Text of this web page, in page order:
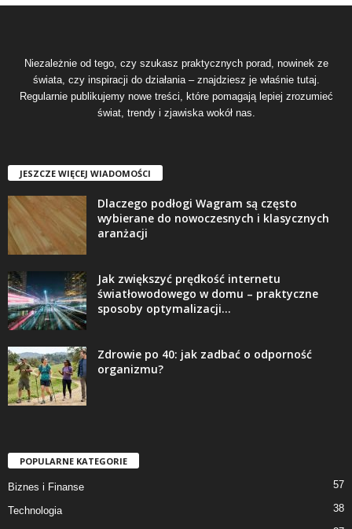
Niezależnie od tego, czy szukasz praktycznych porad, nowinek ze
świata, czy inspiracji do działania – znajdziesz je właśnie tutaj.
Regularnie publikujemy nowe treści, które pomagają lepiej zrozumieć
świat, trendy i zjawiska wokół nas.
JESZCZE WIĘCEJ WIADOMOŚCI
Dlaczego podłogi Wagram są często
wybierane do nowoczesnych i klasycznych
aranżacji
Jak zwiększyć prędkość internetu
światłowodowego w domu – praktyczne
sposoby optymalizacji...
Zdrowie po 40: jak zadbać o odporność
organizmu?
POPULARNE KATEGORIE
Biznes i Finanse 57
Technologia 38